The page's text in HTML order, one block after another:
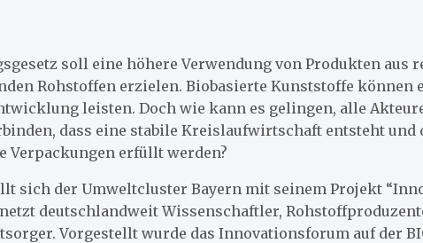
soll eine höhere Verwendung von Produkten aus
Rohstoffen erzielen. Biobasierte Kunststoffe können
leisten. Doch wie kann es gelingen, alle
dass eine stabile Kreislaufwirtschaft entsteht und
Verpackungen erfüllt werden?
sich der Umweltcluster Bayern mit seinem Projekt
deutschlandweit Wissenschaftler,
Vorgestellt wurde das Innovationsforum auf der